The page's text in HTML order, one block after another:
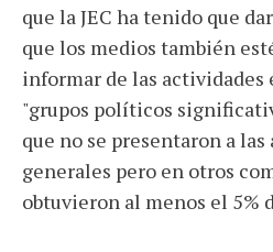
que la JEC ha tenido que
que los medios también
informar de las actividades
"grupos políticos
que no se presentaron a
generales pero en otros
obtuvieron al menos el 5%